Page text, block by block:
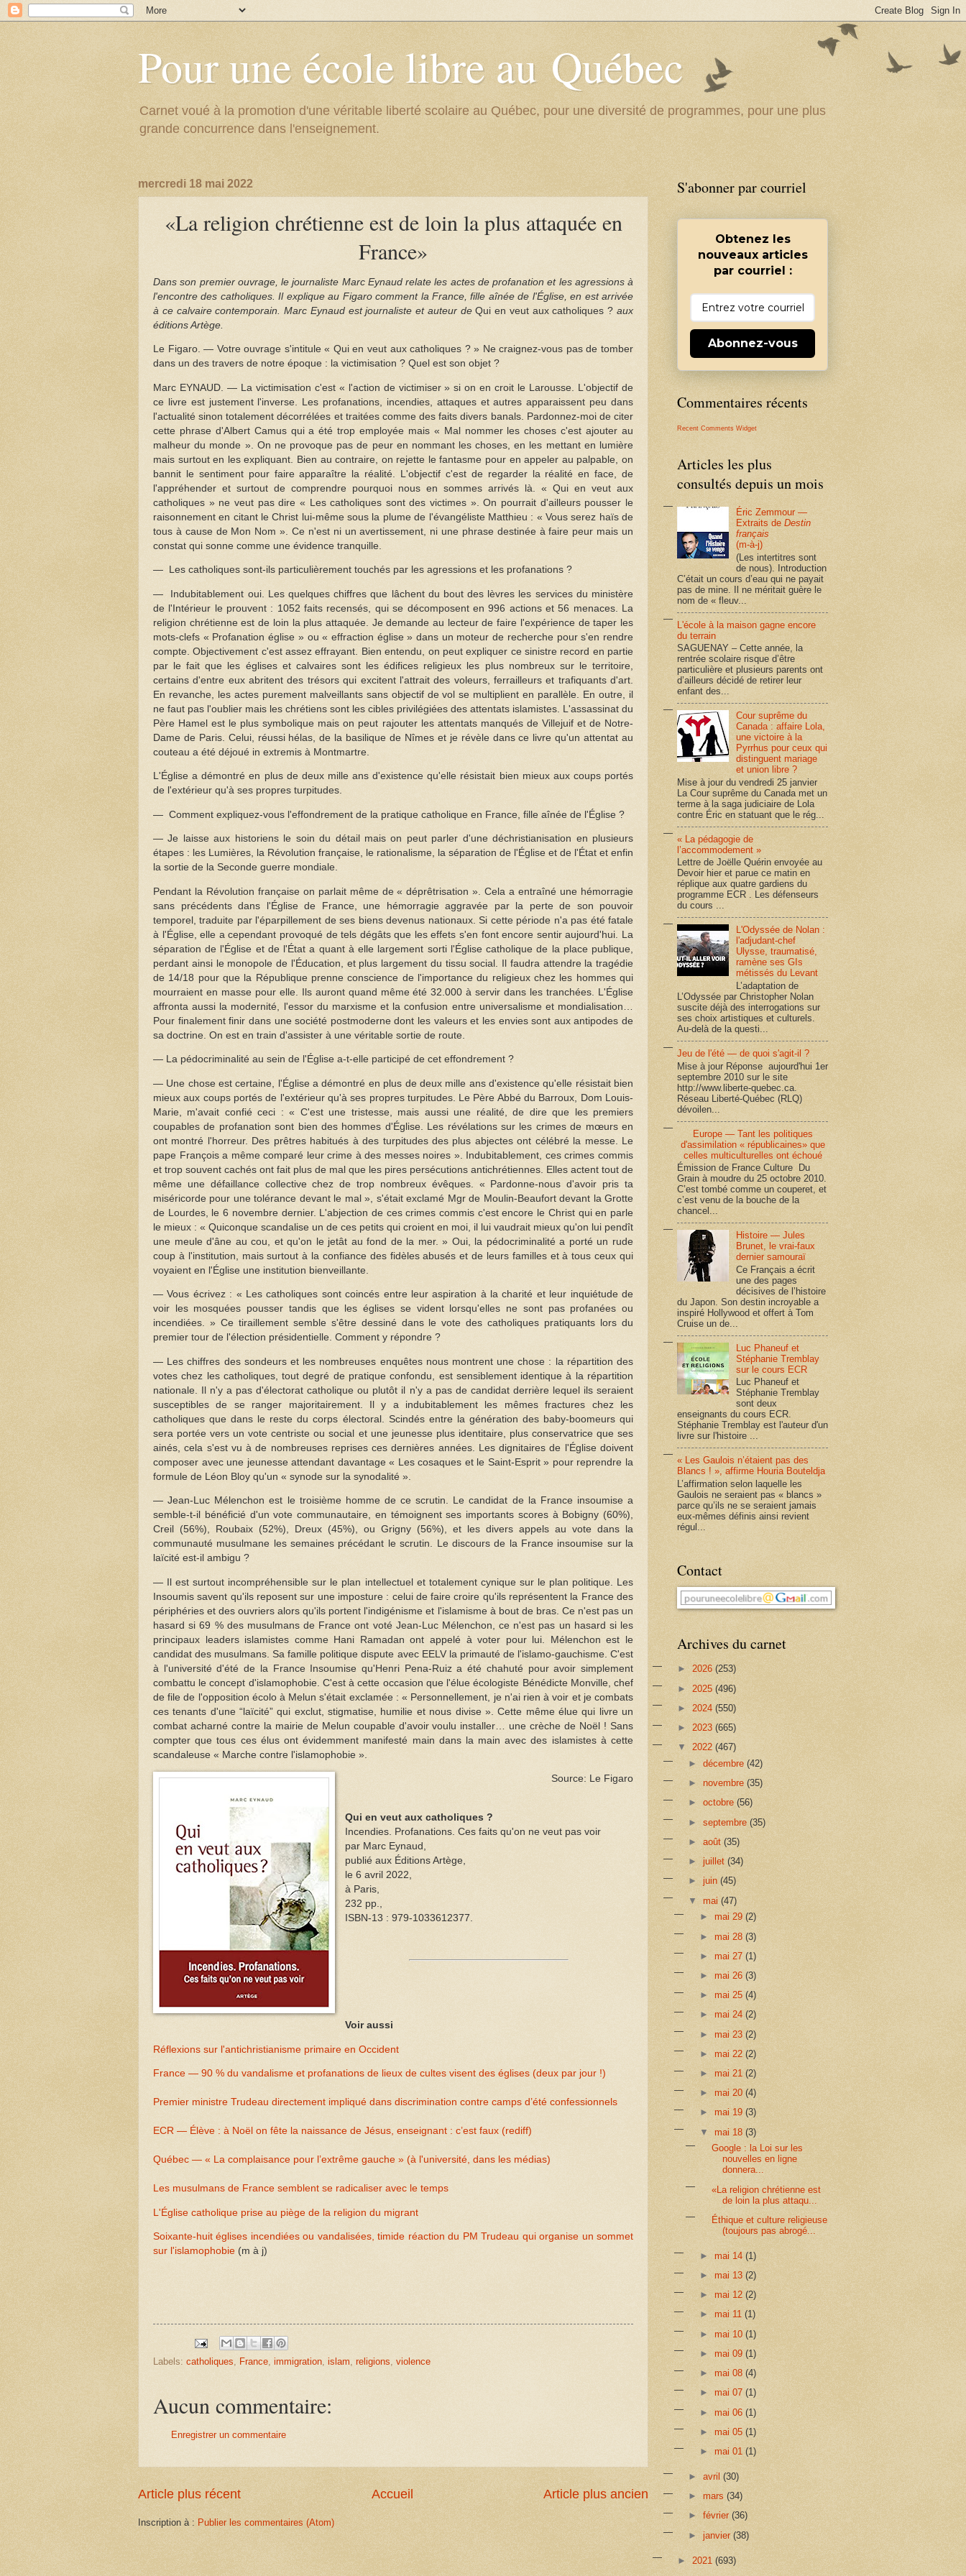
Pour une école libre au Québec
Carnet voué à la promotion d'une véritable liberté scolaire au Québec, pour une diversité de programmes, pour une plus
grande concurrence dans l'enseignement.
mercredi 18 mai 2022
«La religion chrétienne est de loin la plus attaquée en
France»
Dans son premier ouvrage, le journaliste Marc Eynaud relate les actes de profanation et les agressions à
l'encontre des catholiques. Il explique au Figaro comment la France, fille aînée de l'Église, en est arrivée
à ce calvaire contemporain. Marc Eynaud est journaliste et auteur deQui en veut aux catholiques ? aux
éditions Artège.
Le Figaro. — Votre ouvrage s'intitule « Qui en veut aux catholiques ? » Ne craignez-vous pas de tomber
dans un des travers de notre époque : la victimisation ? Quel est son objet ?
Marc EYNAUD. — La victimisation c'est « l'action de victimiser » si on en croit le Larousse. L'objectif de
ce livre est justement l'inverse. Les profanations, incendies, attaques et autres apparaissent peu dans
l'actualité sinon totalement décorrélées et traitées comme des faits divers banals. Pardonnez-moi de citer
cette phrase d'Albert Camus qui a été trop employée mais « Mal nommer les choses c'est ajouter au
malheur du monde ». On ne provoque pas de peur en nommant les choses, en les mettant en lumière
mais surtout en les expliquant. Bien au contraire, on rejette le fantasme pour en appeler au palpable, on
bannit le sentiment pour faire apparaître la réalité. L'objectif c'est de regarder la réalité en face, de
l'appréhender et surtout de comprendre pourquoi nous en sommes arrivés là. « Qui en veut aux
catholiques » ne veut pas dire « Les catholiques sont des victimes ». On pourrait d'ailleurs pousser le
raisonnement en citant le Christ lui-même sous la plume de l'évangéliste Matthieu : « Vous serez haïs de
tous à cause de Mon Nom ». Ce n'est ni un avertissement, ni une phrase destinée à faire peur mais un
constat qui sonne comme une évidence tranquille.
— Les catholiques sont-ils particulièrement touchés par les agressions et les profanations ?
— Indubitablement oui. Les quelques chiffres que lâchent du bout des lèvres les services du ministère
de l'Intérieur le prouvent : 1052 faits recensés, qui se décomposent en 996 actions et 56 menaces. La
religion chrétienne est de loin la plus attaquée. Je demande au lecteur de faire l'expérience de taper les
mots-clefs « Profanation église » ou « effraction église » dans un moteur de recherche pour s'en rendre
compte. Objectivement c'est assez effrayant. Bien entendu, on peut expliquer ce sinistre record en partie
par le fait que les églises et calvaires sont les édifices religieux les plus nombreux sur le territoire,
certains d'entre eux abritent des trésors qui excitent l'attrait des voleurs, ferrailleurs et trafiquants d'art.
En revanche, les actes purement malveillants sans objectif de vol se multiplient en parallèle. En outre, il
ne faut pas l'oublier mais les chrétiens sont les cibles privilégiées des attentats islamistes. L'assassinat du
Père Hamel est le plus symbolique mais on peut rajouter les attentats manqués de Villejuif et de Notre-
Dame de Paris. Celui, réussi hélas, de la basilique de Nîmes et je révèle dans ce livre qu'un attentat au
couteau a été déjoué in extremis à Montmartre.
L'Église a démontré en plus de deux mille ans d'existence qu'elle résistait bien mieux aux coups portés
de l'extérieur qu'à ses propres turpitudes.
— Comment expliquez-vous l'effondrement de la pratique catholique en France, fille aînée de l'Église ?
— Je laisse aux historiens le soin du détail mais on peut parler d'une déchristianisation en plusieurs
étapes : les Lumières, la Révolution française, le rationalisme, la séparation de l'Église et de l'État et enfin
la sortie de la Seconde guerre mondiale.
Pendant la Révolution française on parlait même de « déprêtrisation ». Cela a entraîné une hémorragie
sans précédents dans l'Église de France, une hémorragie aggravée par la perte de son pouvoir
temporel, traduite par l'éparpillement de ses biens devenus nationaux. Si cette période n'a pas été fatale
à l'Église, elle a cependant provoqué de tels dégâts que les effets s'en font encore sentir aujourd'hui. La
séparation de l'Église et de l'État a quant à elle largement sorti l'Église catholique de la place publique,
perdant ainsi le monopole de l'Éducation, et plus largement du tissu social. Il faudra attendre la tragédie
de 14/18 pour que la République prenne conscience de l'importance du religieux chez les hommes qui
mourraient en masse pour elle. Ils auront quand même été 32.000 à servir dans les tranchées. L'Église
affronta aussi la modernité, l'essor du marxisme et la confusion entre universalisme et mondialisation…
Pour finalement finir dans une société postmoderne dont les valeurs et les envies sont aux antipodes de
sa doctrine. On est en train d'assister à une véritable sortie de route.
— La pédocriminalité au sein de l'Église a-t-elle participé de cet effondrement ?
— Une chose est certaine, l'Église a démontré en plus de deux mille ans d'existence qu'elle résistait bien
mieux aux coups portés de l'extérieur qu'à ses propres turpitudes. Le Père Abbé du Barroux, Dom Louis-
Marie, m'avait confié ceci : « C'est une tristesse, mais aussi une réalité, de dire que les premiers
coupables de profanation sont bien des hommes d'Église. Les révélations sur les crimes de mœurs en
ont montré l'horreur. Des prêtres habitués à des turpitudes des plus abjectes ont célébré la messe. Le
pape François a même comparé leur crime à des messes noires ». Indubitablement, ces crimes commis
et trop souvent cachés ont fait plus de mal que les pires persécutions antichrétiennes. Elles actent tout de
même une défaillance collective chez de trop nombreux évêques. « Pardonne-nous d'avoir pris ta
miséricorde pour une tolérance devant le mal », s'était exclamé Mgr de Moulin-Beaufort devant la Grotte
de Lourdes, le 6 novembre dernier. L'abjection de ces crimes commis c'est encore le Christ qui en parle
le mieux : « Quiconque scandalise un de ces petits qui croient en moi, il lui vaudrait mieux qu'on lui pendît
une meule d'âne au cou, et qu'on le jetât au fond de la mer. » Oui, la pédocriminalité a porté un rude
coup à l'institution, mais surtout à la confiance des fidèles abusés et de leurs familles et à tous ceux qui
voyaient en l'Église une institution bienveillante.
— Vous écrivez : « Les catholiques sont coincés entre leur aspiration à la charité et leur inquiétude de
voir les mosquées pousser tandis que les églises se vident lorsqu'elles ne sont pas profanées ou
incendiées. » Ce tiraillement semble s'être dessiné dans le vote des catholiques pratiquants lors du
premier tour de l'élection présidentielle. Comment y répondre ?
— Les chiffres des sondeurs et les nombreuses enquêtes nous montrent une chose : la répartition des
votes chez les catholiques, tout degré de pratique confondu, est sensiblement identique à la répartition
nationale. Il n'y a pas d'électorat catholique ou plutôt il n'y a pas de candidat derrière lequel ils seraient
susceptibles de se ranger majoritairement. Il y a indubitablement les mêmes fractures chez les
catholiques que dans le reste du corps électoral. Scindés entre la génération des baby-boomeurs qui
sera portée vers un vote centriste ou social et une jeunesse plus identitaire, plus conservatrice que ses
ainés, cela s'est vu à de nombreuses reprises ces dernières années. Les dignitaires de l'Église doivent
composer avec une jeunesse attendant davantage « Les cosaques et le Saint-Esprit » pour reprendre la
formule de Léon Bloy qu'un « synode sur la synodalité ».
— Jean-Luc Mélenchon est le troisième homme de ce scrutin. Le candidat de la France insoumise a
semble-t-il bénéficié d'un vote communautaire, en témoignent ses importants scores à Bobigny (60%),
Creil (56%), Roubaix (52%), Dreux (45%), ou Grigny (56%), et les divers appels au vote dans la
communauté musulmane les semaines précédant le scrutin. Le discours de la France insoumise sur la
laïcité est-il ambigu ?
— Il est surtout incompréhensible sur le plan intellectuel et totalement cynique sur le plan politique. Les
Insoumis savent qu'ils reposent sur une imposture : celui de faire croire qu'ils représentent la France des
périphéries et des ouvriers alors qu'ils portent l'indigénisme et l'islamisme à bout de bras. Ce n'est pas un
hasard si 69 % des musulmans de France ont voté Jean-Luc Mélenchon, ce n'est pas un hasard si les
principaux leaders islamistes comme Hani Ramadan ont appelé à voter pour lui. Mélenchon est le
candidat des musulmans. Sa famille politique dispute avec EELV la primauté de l'islamo-gauchisme. C'est
à l'université d'été de la France Insoumise qu'Henri Pena-Ruiz a été chahuté pour avoir simplement
combattu le concept d'islamophobie. C'est à cette occasion que l'élue écologiste Bénédicte Monville, chef
de file de l'opposition écolo à Melun s'était exclamée : « Personnellement, je n'ai rien à voir et je combats
ces tenants d'une “laïcité” qui exclut, stigmatise, humilie et nous divise ». Cette même élue qui livre un
combat acharné contre la mairie de Melun coupable d'avoir voulu installer… une crèche de Noël ! Sans
compter que tous ces élus ont évidemment manifesté main dans la main avec des islamistes à cette
scandaleuse « Marche contre l'islamophobie ».
Source: Le Figaro
Qui en veut aux catholiques ?
Incendies. Profanations. Ces faits qu'on ne veut pas voir
par Marc Eynaud,
publié aux Éditions Artège,
le 6 avril 2022,
à Paris,
232 pp.,
ISBN-13 : 979-1033612377.
Voir aussi
Réflexions sur l'antichristianisme primaire en Occident
France — 90 % du vandalisme et profanations de lieux de cultes visent des églises (deux par jour !)
Premier ministre Trudeau directement impliqué dans discrimination contre camps d’été confessionnels
ECR — Élève : à Noël on fête la naissance de Jésus, enseignant : c’est faux (rediff)
Québec — « La complaisance pour l’extrême gauche » (à l'université, dans les médias)
Les musulmans de France semblent se radicaliser avec le temps
L'Église catholique prise au piège de la religion du migrant
Soixante-huit églises incendiées ou vandalisées, timide réaction du PM Trudeau qui organise un sommet
sur l'islamophobie (m à j)
Labels: catholiques, France, immigration, islam, religions, violence
Aucun commentaire:
Enregistrer un commentaire
Article plus récent Article plus ancien
Accueil
Inscription à : Publier les commentaires (Atom)
S'abonner par courriel
Obtenez les
nouveaux articles
par courriel :
Abonnez-vous
Commentaires récents
Recent Comments Widget
Articles les plus
consultés depuis un mois
Éric Zemmour —
Extraits deDestin
français
(m-à-j)
(Les intertitres sont
de nous). Introduction
C’était un cours d’eau qui ne payait
pas de mine. Il ne méritait guère le
nom de « fleuv...
L'école à la maison gagne encore
du terrain
SAGUENAY – Cette année, la
rentrée scolaire risque d’être
particulière et plusieurs parents ont
d’ailleurs décidé de retirer leur
enfant des...
Cour suprême du
Canada : affaire Lola,
une victoire à la
Pyrrhus pour ceux qui
distinguent mariage
et union libre ?
Mise à jour du vendredi 25 janvier
La Cour suprême du Canada met un
terme à la saga judiciaire de Lola
contre Éric en statuant que le rég...
« La pédagogie de
l’accommodement »
Lettre de Joëlle Quérin envoyée au
Devoir hier et parue ce matin en
réplique aux quatre gardiens du
programme ECR . Les défenseurs
du cours ...
L'Odyssée de Nolan :
l'adjudant-chef
Ulysse, traumatisé,
ramène ses GIs
métissés du Levant
L’adaptation de
L’Odyssée par Christopher Nolan
suscite déjà des interrogations sur
ses choix artistiques et culturels.
Au-delà de la questi...
Jeu de l'été — de quoi s'agit-il ?
Mise à jour Réponse aujourd'hui 1er
septembre 2010 sur le site
http://www.liberte-quebec.ca.
Réseau Liberté-Québec (RLQ)
dévoilen...
Europe — Tant les politiques
d'assimilation « républicaines» que
celles multiculturelles ont échoué
Émission de France Culture Du
Grain à moudre du 25 octobre 2010.
C’est tombé comme un couperet, et
c’est venu de la bouche de la
chancel...
Histoire — Jules
Brunet, le vrai-faux
dernier samouraï
Ce Français a écrit
une des pages
décisives de l’histoire
du Japon. Son destin incroyable a
inspiré Hollywood et offert à Tom
Cruise un de...
Luc Phaneuf et
Stéphanie Tremblay
sur le cours ECR
Luc Phaneuf et
Stéphanie Tremblay
sont deux
enseignants du cours ECR.
Stéphanie Tremblay est l'auteur d'un
livre sur l'histoire ...
« Les Gaulois n’étaient pas des
Blancs ! », affirme Houria Bouteldja
L’affirmation selon laquelle les
Gaulois ne seraient pas « blancs »
parce qu’ils ne se seraient jamais
eux-mêmes définis ainsi revient
régul...
Contact
Archives du carnet
► 2026 (253)
► 2025 (496)
► 2024 (550)
► 2023 (665)
▼ 2022 (467)
►décembre(42)
►novembre(35)
►octobre(56)
►septembre(35)
►août(35)
► juillet(34)
►juin(45)
▼mai(47)
► mai 29 (2)
► mai 28 (3)
► mai 27 (1)
► mai 26 (3)
► mai 25 (4)
► mai 24 (2)
► mai 23 (2)
► mai 22 (2)
► mai 21 (2)
► mai 20 (4)
► mai 19 (3)
▼ mai 18 (3)
Google : la Loi sur les
nouvelles en ligne
donnera...
«La religion chrétienne est
de loin la plus attaqu...
Éthique et culture religieuse
(toujours pas abrogé...
► mai 14 (1)
► mai 13 (2)
► mai 12 (2)
► mai 11 (1)
► mai 10 (1)
► mai 09 (1)
► mai 08 (4)
► mai 07 (1)
► mai 06 (1)
► mai 05 (1)
► mai 01 (1)
►avril(30)
►mars(34)
►février(36)
►janvier(38)
► 2021 (693)